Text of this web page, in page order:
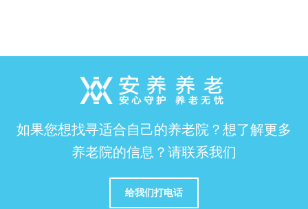
如果您想找寻适合自己的养老院？想了解更多
养老院的信息？请联系我们
给我们打电话